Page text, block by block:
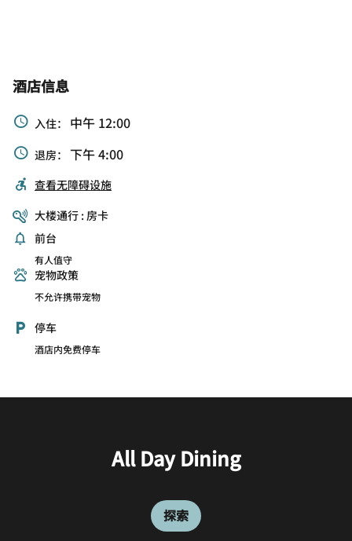
酒店信息
入住： 中午 12:00
退房： 下午 4:00
查看无障碍设施
大楼通行 : 房卡
前台
有人值守
宠物政策
不允许携带宠物
停车
酒店内免费停车
All Day Dining
探索
Cafe & Bar
探索